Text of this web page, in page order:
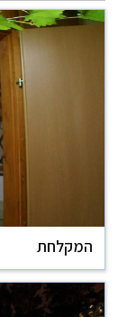
המקלחת